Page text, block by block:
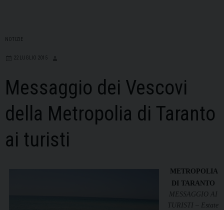
NOTIZIE
22 LUGLIO 2015
Messaggio dei Vescovi
della Metropolia di Taranto
ai turisti
METROPOLIA
DI TARANTO
MESSAGGIO AI
TURISTI – Estate